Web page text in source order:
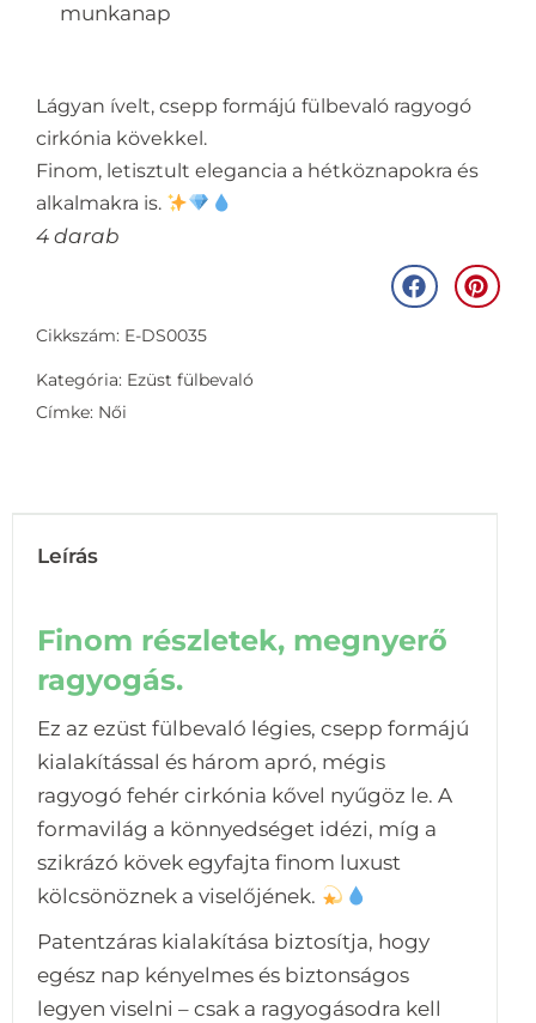
munkanap
Lágyan ívelt, csepp formájú fülbevaló ragyogó
cirkónia kövekkel.
Finom, letisztult elegancia a hétköznapokra és
alkalmakra is.
4 darab
Cikkszám: E-DS0035
Kategória: Ezüst fülbevaló
Címke: Női
Leírás
Finom részletek, megnyerő
ragyogás.
Ez az ezüst fülbevaló légies, csepp formájú
kialakítással és három apró, mégis
ragyogó fehér cirkónia kővel nyűgöz le. A
formavilág a könnyedséget idézi, míg a
szikrázó kövek egyfajta finom luxust
kölcsönöznek a viselőjének.
Patentzáras kialakítása biztosítja, hogy
egész nap kényelmes és biztonságos
legyen viselni – csak a ragyogásodra kell